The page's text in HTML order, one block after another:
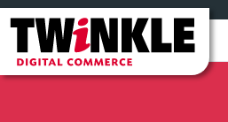
Twinkle
Digital
Commerce
Topmenu